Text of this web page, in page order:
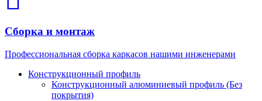
Сборка и монтаж
Профессиональная сборка каркасов нашими инженерами
Конструкционный профиль
Конструкционный алюминиевый профиль (Без
покрытия)